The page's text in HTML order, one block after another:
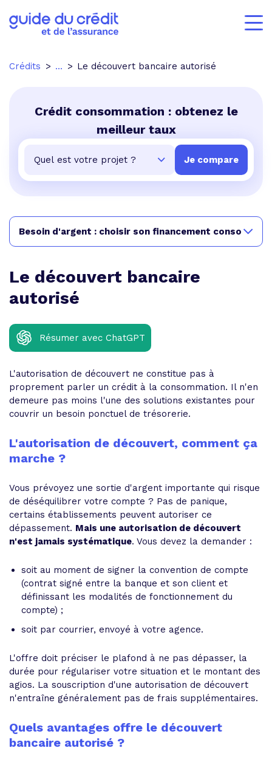
Crédits ... Le découvert bancaire autorisé
Crédit consommation : obtenez le
meilleur taux
Le découvert bancaire
autorisé
Résumer avec ChatGPT
L'autorisation de découvert ne constitue pas à
proprement parler un crédit à la consommation. Il n'en
demeure pas moins l'une des solutions existantes pour
couvrir un besoin ponctuel de trésorerie.
L'autorisation de découvert, comment ça
marche ?
Vous prévoyez une sortie d'argent importante qui risque
de déséquilibrer votre compte ? Pas de panique,
certains établissements peuvent autoriser ce
dépassement. Mais une autorisation de découvert
n'est jamais systématique. Vous devez la demander :
soit au moment de signer la convention de compte
(contrat signé entre la banque et son client et
définissant les modalités de fonctionnement du
compte) ;
soit par courrier, envoyé à votre agence.
L'offre doit préciser le plafond à ne pas dépasser, la
durée pour régulariser votre situation et le montant des
agios. La souscription d'une autorisation de découvert
n'entraîne généralement pas de frais supplémentaires.
Quels avantages offre le découvert
bancaire autorisé ?
Besoin d'argent : choisir son financement conso